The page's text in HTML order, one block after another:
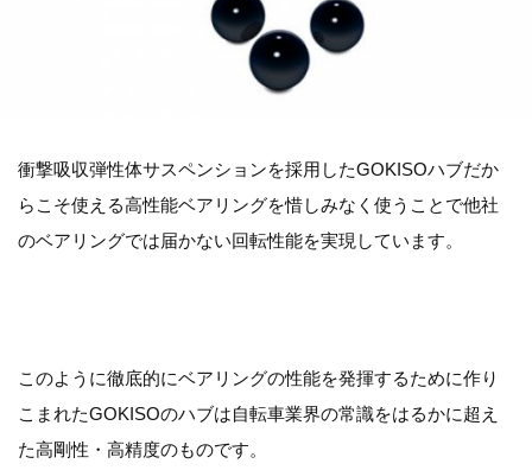
衝撃吸収弾性体サスペンションを採用したGOKISOハブだか
らこそ使える高性能ベアリングを惜しみなく使うことで他社
のベアリングでは届かない回転性能を実現しています。
このように徹底的にベアリングの性能を発揮するために作り
こまれたGOKISOのハブは自転車業界の常識をはるかに超え
た高剛性・高精度のものです。